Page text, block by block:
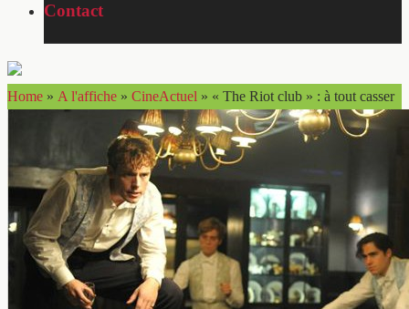
Contact
Home » A l'affiche » CineActuel » « The Riot club » : à tout casser